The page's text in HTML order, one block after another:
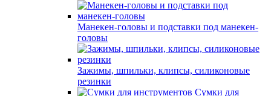
Манекен-головы и подставки под манекен-
головы
Зажимы, шпильки, клипсы, силиконовые
резинки
Сумки для